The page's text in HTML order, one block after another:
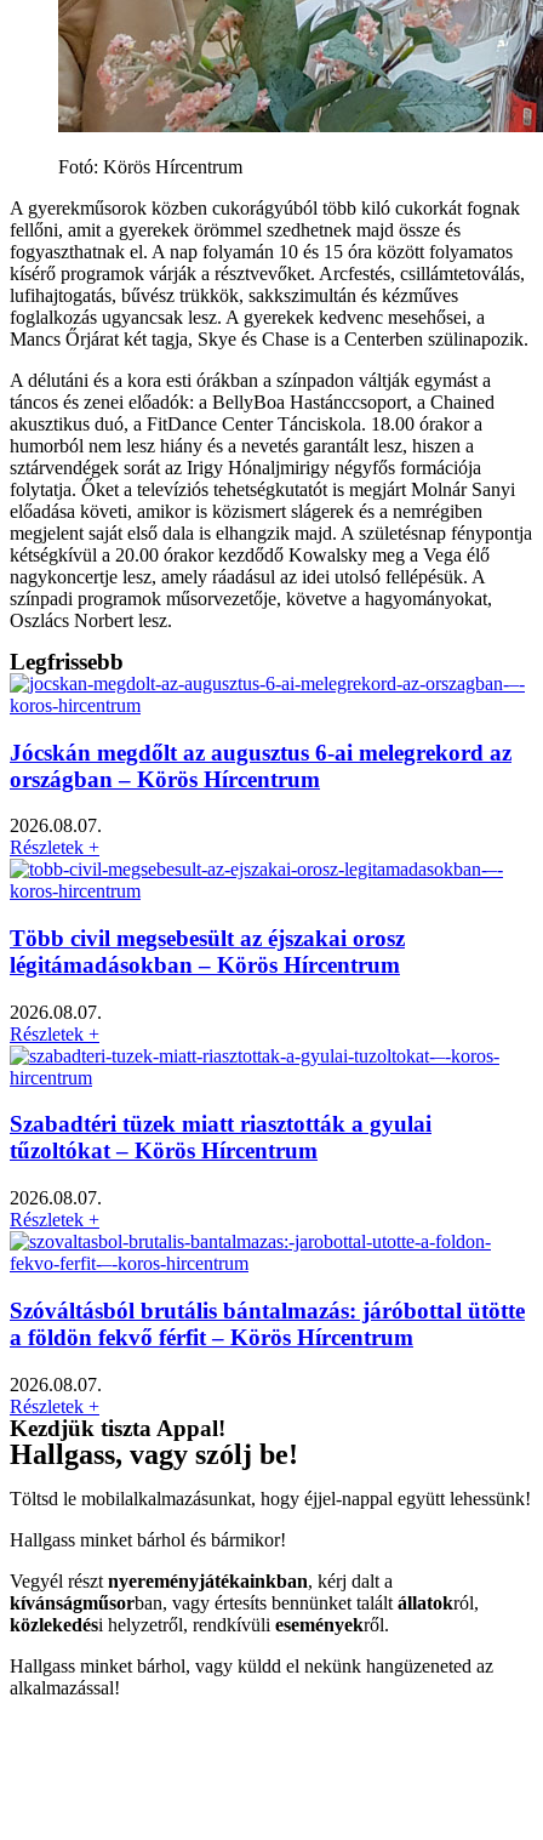
Fotó: Körös Hírcentrum
A gyerekműsorok közben cukorágyúból több kiló cukorkát fognak
fellőni, amit a gyerekek örömmel szedhetnek majd össze és
fogyaszthatnak el. A nap folyamán 10 és 15 óra között folyamatos
kísérő programok várják a résztvevőket. Arcfestés, csillámtetoválás,
lufihajtogatás, bűvész trükkök, sakkszimultán és kézműves
foglalkozás ugyancsak lesz. A gyerekek kedvenc mesehősei, a
Mancs Őrjárat két tagja, Skye és Chase is a Centerben szülinapozik.
A délutáni és a kora esti órákban a színpadon váltják egymást a
táncos és zenei előadók: a BellyBoa Hastánccsoport, a Chained
akusztikus duó, a FitDance Center Tánciskola. 18.00 órakor a
humorból nem lesz hiány és a nevetés garantált lesz, hiszen a
sztárvendégek sorát az Irigy Hónaljmirigy négyfős formációja
folytatja. Őket a televíziós tehetségkutatót is megjárt Molnár Sanyi
előadása követi, amikor is közismert slágerek és a nemrégiben
megjelent saját első dala is elhangzik majd. A születésnap fénypontja
kétségkívül a 20.00 órakor kezdődő Kowalsky meg a Vega élő
nagykoncertje lesz, amely ráadásul az idei utolsó fellépésük. A
színpadi programok műsorvezetője, követve a hagyományokat,
Oszlács Norbert lesz.
Legfrissebb
Jócskán megdőlt az augusztus 6-ai melegrekord az
országban – Körös Hírcentrum
2026.08.07.
Részletek +
Több civil megsebesült az éjszakai orosz
légitámadásokban – Körös Hírcentrum
2026.08.07.
Részletek +
Szabadtéri tüzek miatt riasztották a gyulai
tűzoltókat – Körös Hírcentrum
2026.08.07.
Részletek +
Szóváltásból brutális bántalmazás: járóbottal ütötte
a földön fekvő férfit – Körös Hírcentrum
2026.08.07.
Részletek +
Kezdjük tiszta Appal!
Hallgass, vagy szólj be!
Töltsd le mobilalkalmazásunkat, hogy éjjel-nappal együtt lehessünk!
Hallgass minket bárhol és bármikor!
Vegyél részt nyereményjátékainkban, kérj dalt a
kívánságműsorban, vagy értesíts bennünket talált állatokról,
közlekedési helyzetről, rendkívüli eseményekről.
Hallgass minket bárhol, vagy küldd el nekünk hangüzeneted az
alkalmazással!